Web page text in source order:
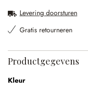
Levering doorsturen
Gratis retourneren
Productgegevens
Kleur